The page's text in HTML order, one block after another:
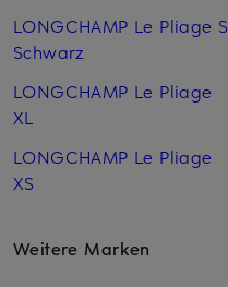
LONGCHAMP Le Pliage S
Schwarz
LONGCHAMP Le Pliage
XL
LONGCHAMP Le Pliage
XS
Weitere Marken